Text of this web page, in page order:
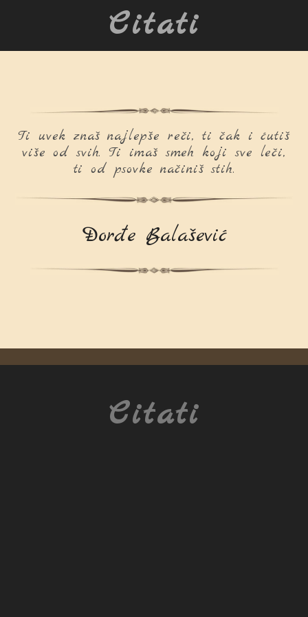
Citati
Ti uvek znaš najlepše reči, ti čak i ćutiš
više od svih. Ti imaš smeh koji sve leči,
ti od psovke načiniš stih.
Đorđe Balašević
Citati